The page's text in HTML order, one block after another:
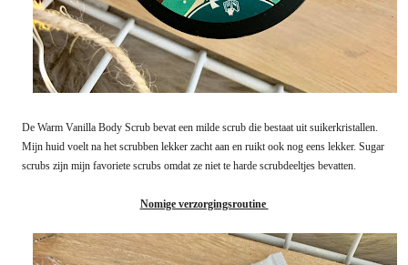
De Warm Vanilla Body Scrub bevat een milde scrub die bestaat uit suikerkristallen.
Mijn huid voelt na het scrubben lekker zacht aan en ruikt ook nog eens lekker. Sugar
scrubs zijn mijn favoriete scrubs omdat ze niet te harde scrubdeeltjes bevatten.
Nomige verzorgingsroutine